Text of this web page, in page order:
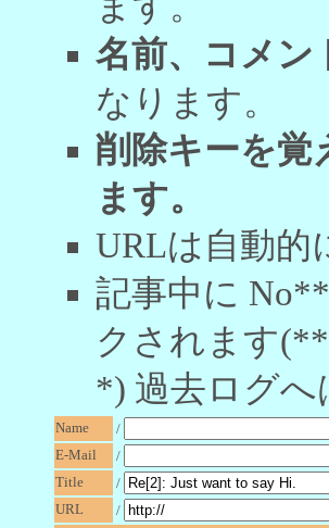
名前、コメン
なります。
削除キーを覚
ます。
URLは自動的
記事中に
クされます
*) 過去ログ
Name
/
E-Mail
/
Title
/
URL
/